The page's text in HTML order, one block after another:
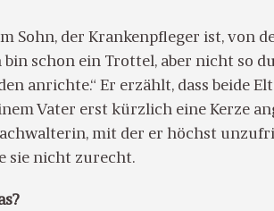
Sohn, der Krankenpfleger ist, von
schon ein Trottel, aber nicht so
anrichte.“ Er erzählt, dass beide
Vater erst kürzlich eine Kerze
mit der er höchst
sie nicht zurecht.